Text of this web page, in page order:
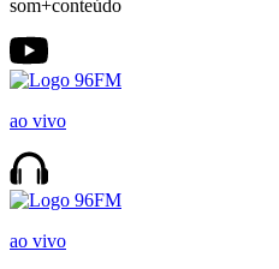
som+conteúdo
ao vivo
ao vivo